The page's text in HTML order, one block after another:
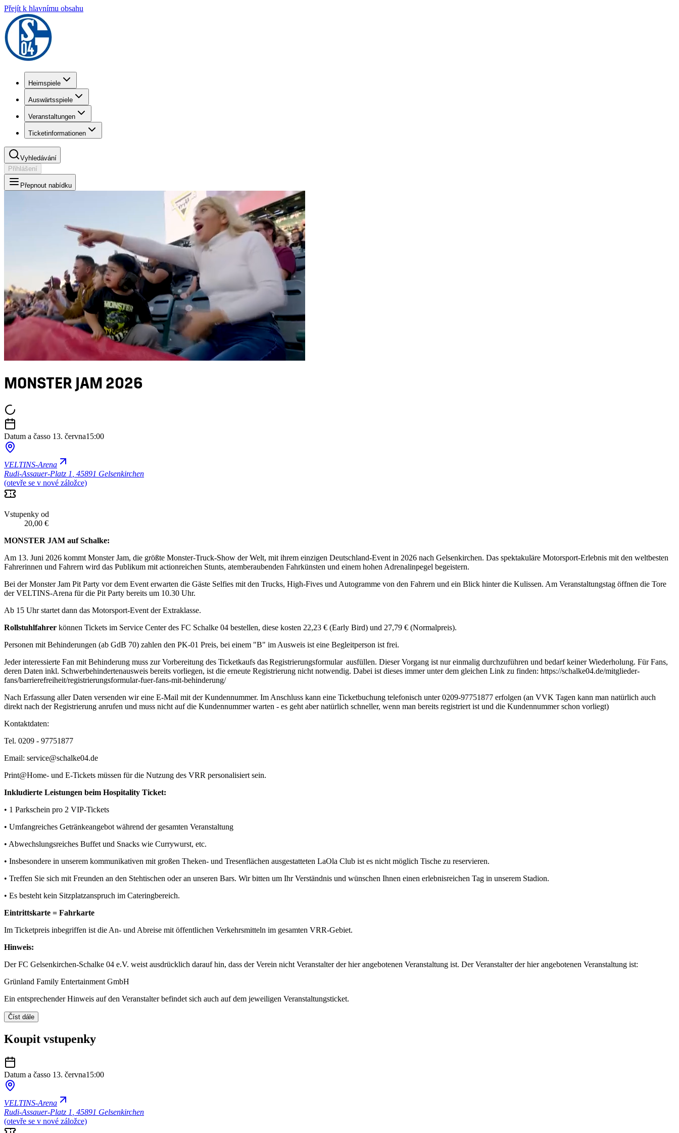
Přejít k hlavnímu obsahu
Heimspiele
Auswärtsspiele
Veranstaltungen
Ticketinformationen
Vyhledávání
Přihlášení
Přepnout nabídku
MONSTER JAM 2026
Datum a časso 13. června15:00
VELTINS-Arena
Rudi-Assauer-Platz 1 45891 Gelsenkirchen
(otevře se v nové záložce)
Vstupenky od
20,00 €
MONSTER JAM auf Schalke:
Am 13. Juni 2026 kommt Monster Jam, die größte Monster-Truck-Show der Welt, mit ihrem einzigen Deutschland-Event in 2026 nach Gelsenkirchen. Das spektakuläre Motorsport-Erlebnis mit den weltbesten
Fahrerinnen und Fahrern wird das Publikum mit actionreichen Stunts, atemberaubenden Fahrkünsten und einem hohen Adrenalinpegel begeistern.
Bei der Monster Jam Pit Party vor dem Event erwarten die Gäste Selfies mit den Trucks, High-Fives und Autogramme von den Fahrern und ein Blick hinter die Kulissen. Am Veranstaltungstag öffnen die Tore
der VELTINS-Arena für die Pit Party bereits um 10.30 Uhr.
Ab 15 Uhr startet dann das Motorsport-Event der Extraklasse.
Rollstuhlfahrer können Tickets im Service Center des FC Schalke 04 bestellen, diese kosten 22,23 € (Early Bird) und 27,79 € (Normalpreis).
Personen mit Behinderungen (ab GdB 70) zahlen den PK-01 Preis, bei einem "B" im Ausweis ist eine Begleitperson ist frei.
Jeder interessierte Fan mit Behinderung muss zur Vorbereitung des Ticketkaufs das Registrierungsformular ausfüllen. Dieser Vorgang ist nur einmalig durchzuführen und bedarf keiner Wiederholung. Für Fans,
deren Daten inkl. Schwerbehindertenausweis bereits vorliegen, ist die erneute Registrierung nicht notwendig. Dabei ist dieses immer unter dem gleichen Link zu finden: https://schalke04.de/mitglieder-
fans/barrierefreiheit/registrierungsformular-fuer-fans-mit-behinderung/
Nach Erfassung aller Daten versenden wir eine E-Mail mit der Kundennummer. Im Anschluss kann eine Ticketbuchung telefonisch unter 0209-97751877 erfolgen (an VVK Tagen kann man natürlich auch
direkt nach der Registrierung anrufen und muss nicht auf die Kundennummer warten - es geht aber natürlich schneller, wenn man bereits registriert ist und die Kundennummer schon vorliegt)
Kontaktdaten:
Tel. 0209 - 97751877
Email: service@schalke04.de
Print@Home- und E-Tickets müssen für die Nutzung des VRR personalisiert sein.
Inkludierte Leistungen beim Hospitality Ticket:
• 1 Parkschein pro 2 VIP-Tickets
• Umfangreiches Getränkeangebot während der gesamten Veranstaltung
• Abwechslungsreiches Buffet und Snacks wie Currywurst, etc.
• Insbesondere in unserem kommunikativen mit großen Theken- und Tresenflächen ausgestatteten LaOla Club ist es nicht möglich Tische zu reservieren.
• Treffen Sie sich mit Freunden an den Stehtischen oder an unseren Bars. Wir bitten um Ihr Verständnis und wünschen Ihnen einen erlebnisreichen Tag in unserem Stadion.
• Es besteht kein Sitzplatzanspruch im Cateringbereich.
Eintrittskarte = Fahrkarte
Im Ticketpreis inbegriffen ist die An- und Abreise mit öffentlichen Verkehrsmitteln im gesamten VRR-Gebiet.
Hinweis:
Der FC Gelsenkirchen-Schalke 04 e.V. weist ausdrücklich darauf hin, dass der Verein nicht Veranstalter der hier angebotenen Veranstaltung ist. Der Veranstalter der hier angebotenen Veranstaltung ist:
Grünland Family Entertainment GmbH
Ein entsprechender Hinweis auf den Veranstalter befindet sich auch auf dem jeweiligen Veranstaltungsticket.
Číst dále
Koupit vstupenky
Datum a časso 13. června15:00
VELTINS-Arena
Rudi-Assauer-Platz 1 45891 Gelsenkirchen
(otevře se v nové záložce)